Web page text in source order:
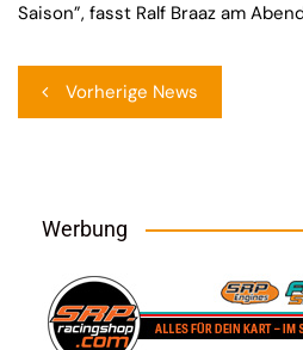
Saison”, fasst Ralf Braaz am
Vorherige News
Werbung